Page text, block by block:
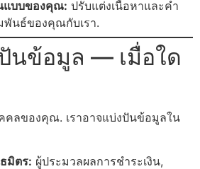
แบบของคุณ: ปรับแต่งเนื้อหาและคำ
นธ์ของคุณกับเรา.
นข้อมูล — เมื่อใด
คลของคุณ. เราอาจแบ่งปันข้อมูลใน
มิตร: ผู้ประมวลผลการชำระเงิน,